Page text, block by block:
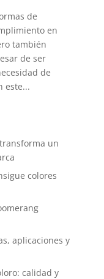
de
en
también
de ser
de
este...
un
colores
aplicaciones y
calidad y